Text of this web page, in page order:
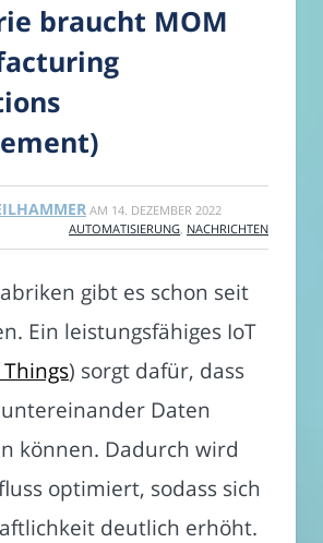
braucht MOM
AM 14. DEZEMBER 2022
AUTOMATISIERUNG NACHRICHTEN
gibt es schon seit
Ein leistungsfähiges IoT
) sorgt dafür, dass
Daten
können. Dadurch wird
optimiert, sodass sich
deutlich erhöht.